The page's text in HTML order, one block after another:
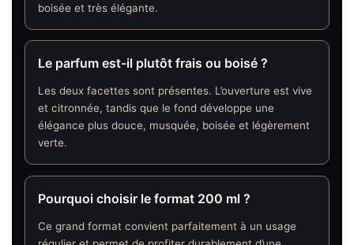
boisée et très élégante.
Le parfum est-il plutôt frais ou boisé ?
Les deux facettes sont présentes. L’ouverture est vive
et citronnée, tandis que le fond développe une
élégance plus douce, musquée, boisée et légèrement
verte.
Pourquoi choisir le format 200 ml ?
Ce grand format convient parfaitement à un usage